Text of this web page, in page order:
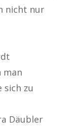
nicht nur
man
zu
Däubler